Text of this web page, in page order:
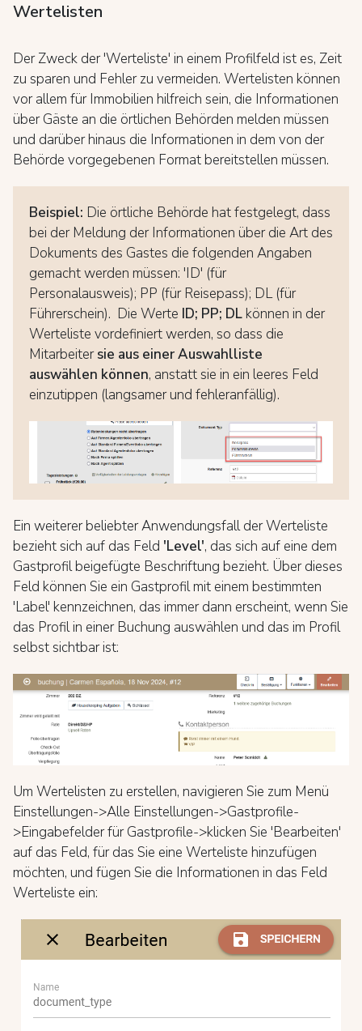
Wertelisten
Der Zweck der 'Werteliste' in einem Profilfeld ist es, Zeit
zu sparen und Fehler zu vermeiden. Wertelisten können
vor allem für Immobilien hilfreich sein, die Informationen
über Gäste an die örtlichen Behörden melden müssen
und darüber hinaus die Informationen in dem von der
Behörde vorgegebenen Format bereitstellen müssen.
Beispiel: Die örtliche Behörde hat festgelegt, dass
bei der Meldung der Informationen über die Art des
Dokuments des Gastes die folgenden Angaben
gemacht werden müssen: 'ID' (für
Personalausweis); PP (für Reisepass); DL (für
Führerschein). Die Werte ID; PP; DLkönnen in der
Werteliste vordefiniert werden, so dass die
Mitarbeitersie aus einer Auswahlliste
auswählen können, anstatt sie in ein leeres Feld
einzutippen (langsamer und fehleranfällig).
Ein weiterer beliebter Anwendungsfall der Werteliste
bezieht sich auf das Feld 'Level', das sich auf eine dem
Gastprofil beigefügte Beschriftung bezieht. Über dieses
Feld können Sie ein Gastprofil mit einem bestimmten
'Label' kennzeichnen, das immer dann erscheint, wenn Sie
das Profil in einer Buchung auswählen und das im Profil
selbst sichtbar ist:
Um Wertelisten zu erstellen, navigieren Sie zum Menü
Einstellungen->Alle Einstellungen->Gastprofile-
>Eingabefelder für Gastprofile->klicken Sie 'Bearbeiten'
auf das Feld, für das Sie eine Werteliste hinzufügen
möchten, und fügen Sie die Informationen in das Feld
Werteliste ein: